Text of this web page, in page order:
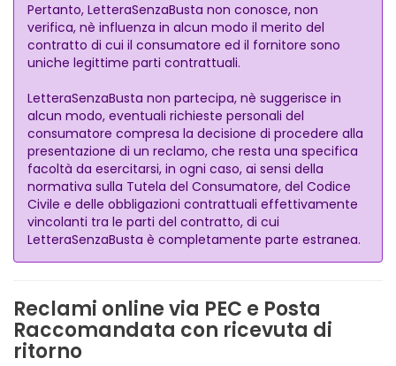
Pertanto, LetteraSenzaBusta non conosce, non
verifica, nè influenza in alcun modo il merito del
contratto di cui il consumatore ed il fornitore sono
uniche legittime parti contrattuali.
LetteraSenzaBusta non partecipa, nè suggerisce in
alcun modo, eventuali richieste personali del
consumatore compresa la decisione di procedere alla
presentazione di un reclamo, che resta una specifica
facoltà da esercitarsi, in ogni caso, ai sensi della
normativa sulla Tutela del Consumatore, del Codice
Civile e delle obbligazioni contrattuali effettivamente
vincolanti tra le parti del contratto, di cui
LetteraSenzaBusta è completamente parte estranea.
Reclami online via PEC e Posta
Raccomandata con ricevuta di
ritorno